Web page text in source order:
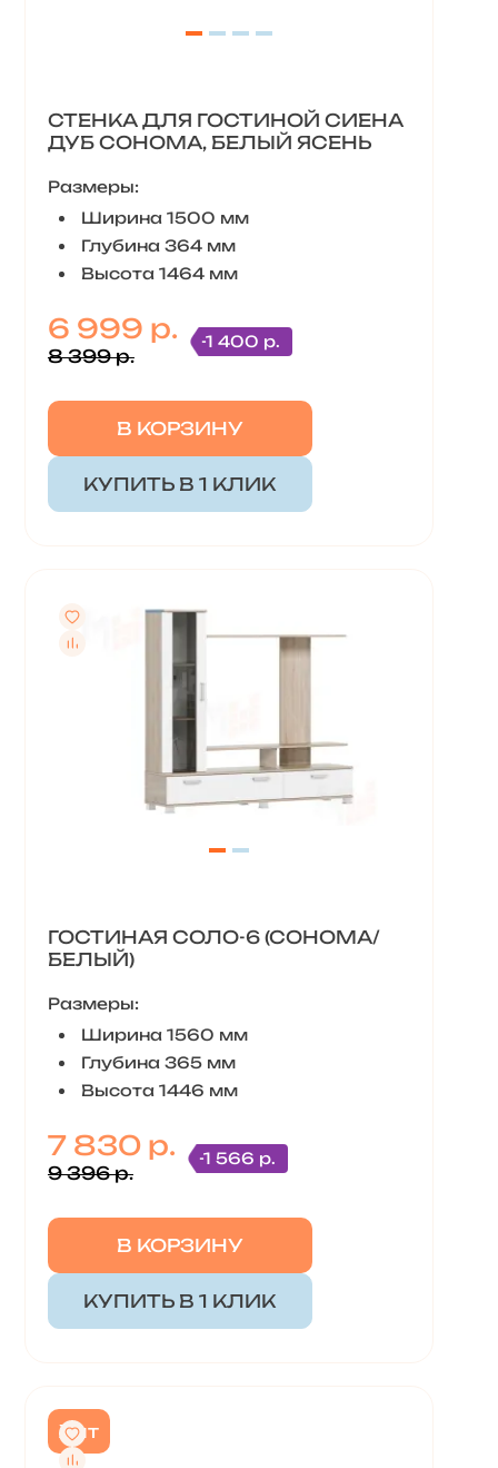
СТЕНКА ДЛЯ ГОСТИНОЙ СИЕНА
ДУБ СОНОМА, БЕЛЫЙ ЯСЕНЬ
Размеры:
Ширина 1500 мм
Глубина 364 мм
Высота 1464 мм
6 999 р.
8 399 р.
-1 400 р.
В КОРЗИНУ
КУПИТЬ В 1 КЛИК
ГОСТИНАЯ СОЛО-6 (СОНОМА/
БЕЛЫЙ)
Размеры:
Ширина 1560 мм
Глубина 365 мм
Высота 1446 мм
7 830 р.
9 396 р.
-1 566 р.
В КОРЗИНУ
КУПИТЬ В 1 КЛИК
Хит